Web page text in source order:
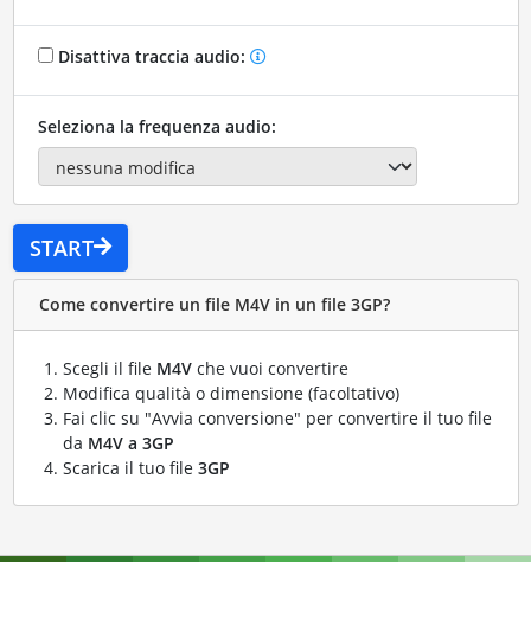
Disattiva traccia audio:
Seleziona la frequenza audio:
START
Come convertire un file M4V in un file 3GP?
Scegli il file M4Vche vuoi convertire
Modifica qualità o dimensione (facoltativo)
Fai clic su "Avvia conversione" per convertire il tuo file
da M4V a 3GP
Scarica il tuo file 3GP